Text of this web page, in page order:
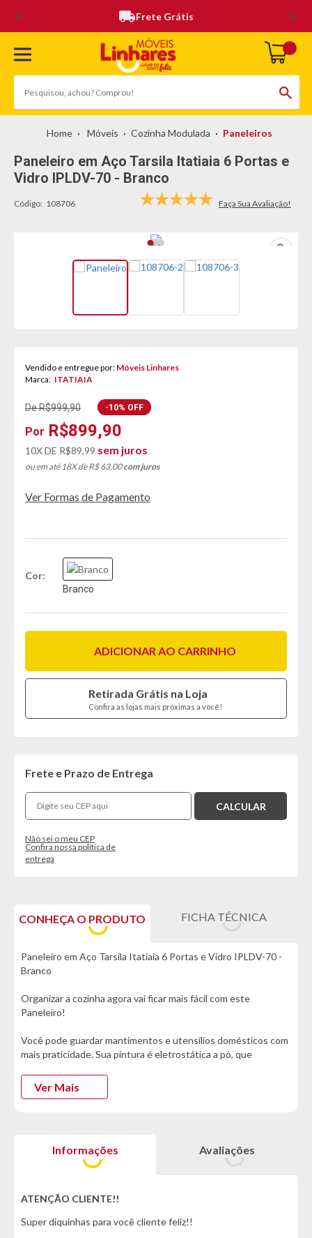
Frete Grátis
Móveis Cozinha Modulada Paneleiros
Paneleiro em Aço Tarsila Itatiaia 6 Portas e
Vidro IPLDV-70 - Branco
Código: 108706
Vendido e entregue por: Móveis Linhares
Marca: ITATIAIA
De R$999,90
R$899,90
-10% OFF
10X DE R$89,99 sem juros
ou em até 18X de R$ 63,00com juros
Ver Formas de Pagamento
Cor
Branco
ADICIONAR AO CARRINHO
Retirada Grátis na Loja
Confira as lojas mais próximas a você!
Frete e Prazo de Entrega
Não sei o meu CEP
Confira nossa política de
entrega
CONHEÇA O PRODUTO FICHA TÉCNICA
Paneleiro em Aço Tarsila Itatiaia 6 Portas e Vidro IPLDV-70 -
Branco
Organizar a cozinha agora vai ficar mais fácil com este
Paneleiro!
Você pode guardar mantimentos e utensílios domésticos com
mais praticidade. Sua pintura é eletrostática a pó, que
correta, pois não usa solventes. Além disso, os puxadores em
alumínio cromado torna mais resistente à corrosão e variações
Este Paneleiro é perfeito para você!!
- Marca: Itatiaia
Ver Mais
Informações Avaliações
ATENÇÃO CLIENTE!!
Super diquinhas para você cliente feliz!!